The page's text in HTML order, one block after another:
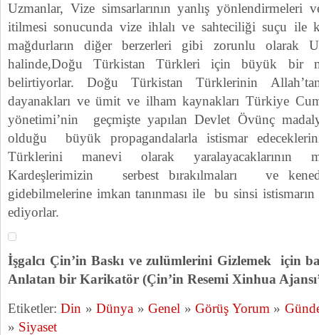
Uzmanlar, Vize simsarlarının yanlış yönlendirmeleri
itilmesi sonucunda vize ihlalı ve sahteciliği suçu ile
mağdurların diğer berzerleri gibi zorunlu olarak
halinde,Doğu Türkistan Türkleri için büyük bir
belirtiyorlar. Doğu Türkistan Türklerinin
dayanakları ve ümit ve ilham kaynakları Türkiye
yönetimi’nin geçmişte yapılan Devlet Övünç
olduğu büyük propagandalarla istismar
Türklerini manevi olarak yaralayacaklarının
Kardeşlerimizin serbest bırakılmaları ve
gidebilmelerine imkan tanınması ile bu sinsi
ediyorlar.
İşgalcı Çin’in Baskı ve zulümlerini Gizlemek için
Anlatan bir Karikatör (Çin’in Resemi Xinhua
Etiketler:Din »Dünya »Genel »Görüş Yorum »
» Siyaset